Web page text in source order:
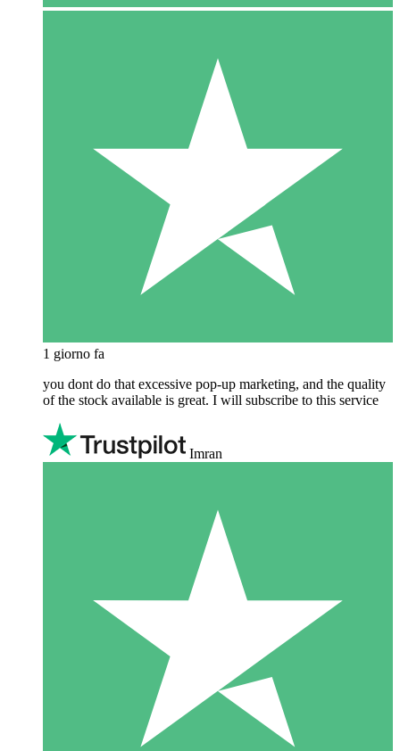
1 giorno fa
you dont do that excessive pop-up marketing, and the quality
of the stock available is great. I will subscribe to this service
Imran